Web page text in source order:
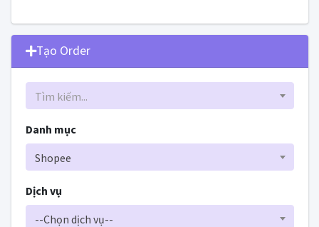
Tạo Order
Tìm kiếm...
Danh mục
Shopee
Dịch vụ
--Chọn dịch vụ--